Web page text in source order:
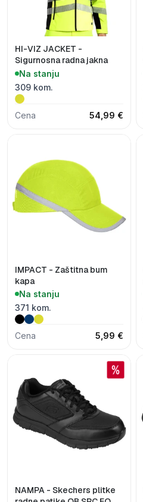
HI-VIZ JACKET -
Sigurnosna radna jakna
Na stanju
309 kom.
Cena 54,99 €
IMPACT - Zaštitna bum
kapa
Na stanju
371 kom.
Cena 5,99 €
NAMPA - Skechers plitke